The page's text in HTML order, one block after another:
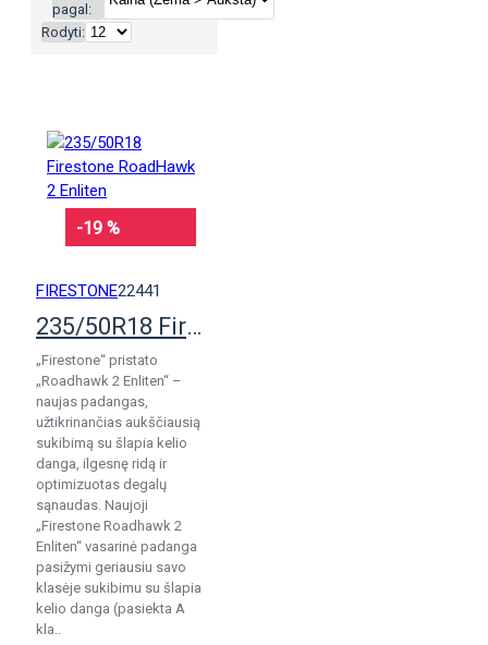
pagal:
Rodyti:
-19 %
FIRESTONE22441
235/50R18 Firestone RoadHawk 2 Enliten
„Firestone“ pristato
„Roadhawk 2 Enliten“ –
naujas padangas,
užtikrinančias aukščiausią
sukibimą su šlapia kelio
danga, ilgesnę ridą ir
optimizuotas degalų
sąnaudas. Naujoji
„Firestone Roadhawk 2
Enliten“ vasarinė padanga
pasižymi geriausiu savo
klasėje sukibimu su šlapia
kelio danga (pasiekta A
kla..